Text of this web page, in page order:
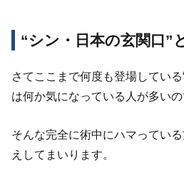
“シン・日本の玄関口”
さてここまで何度も登場している
は何か気になっている人が多いの
そんな完全に術中にハマってい
えしてまいります。